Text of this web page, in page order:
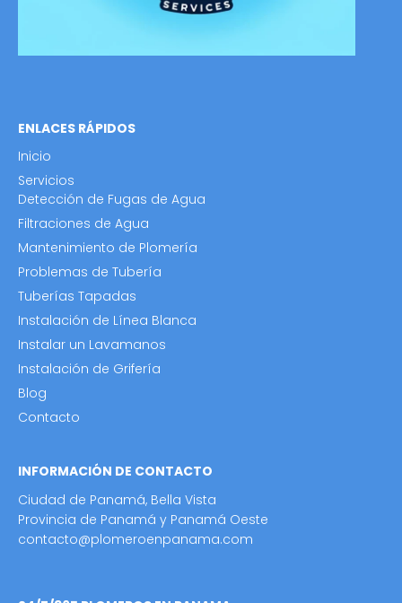
ENLACES RÁPIDOS
Inicio
Servicios
Detección de Fugas de Agua
Filtraciones de Agua
Mantenimiento de Plomería
Problemas de Tubería
Tuberías Tapadas
Instalación de Línea Blanca
Instalar un Lavamanos
Instalación de Grifería
Blog
Contacto
INFORMACIÓN DE CONTACTO
Ciudad de Panamá, Bella Vista
Provincia de Panamá y Panamá Oeste
contacto@plomeroenpanama.com